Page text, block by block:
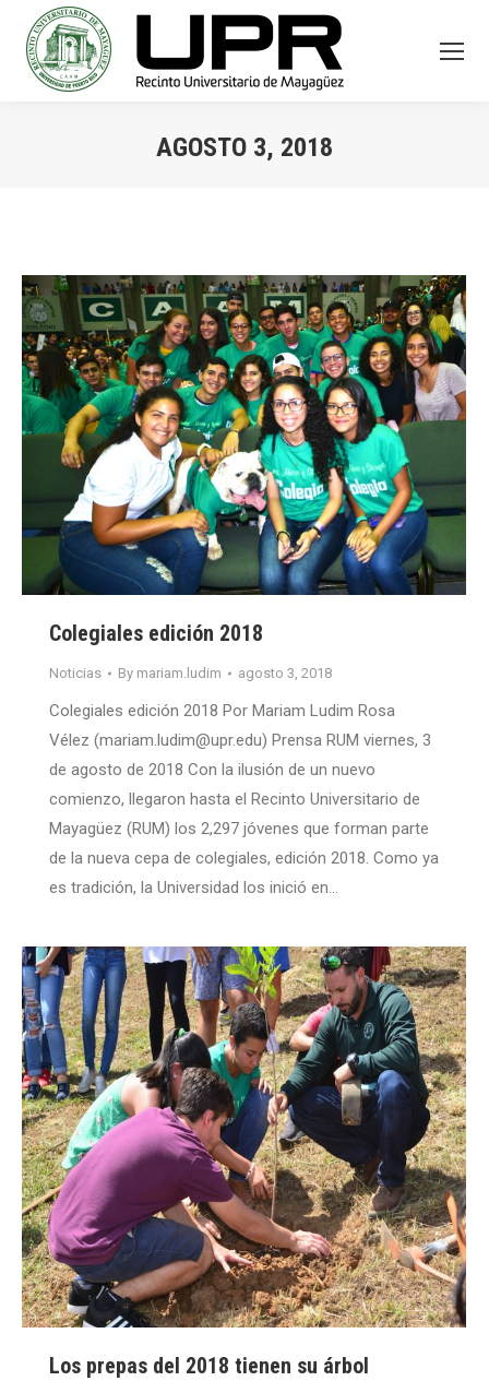
AGOSTO 3, 2018
Colegiales edición 2018
Noticias By mariam.ludim agosto 3, 2018
Colegiales edición 2018 Por Mariam Ludim Rosa
Vélez (mariam.ludim@upr.edu) Prensa RUM viernes, 3
de agosto de 2018 Con la ilusión de un nuevo
comienzo, llegaron hasta el Recinto Universitario de
Mayagüez (RUM) los 2,297 jóvenes que forman parte
de la nueva cepa de colegiales, edición 2018. Como ya
es tradición, la Universidad los inició en…
Los prepas del 2018 tienen su árbol